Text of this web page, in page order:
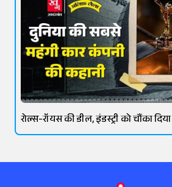
रोल्स-रॉयस की डील, इंडस्ट्री को चौंका दिया